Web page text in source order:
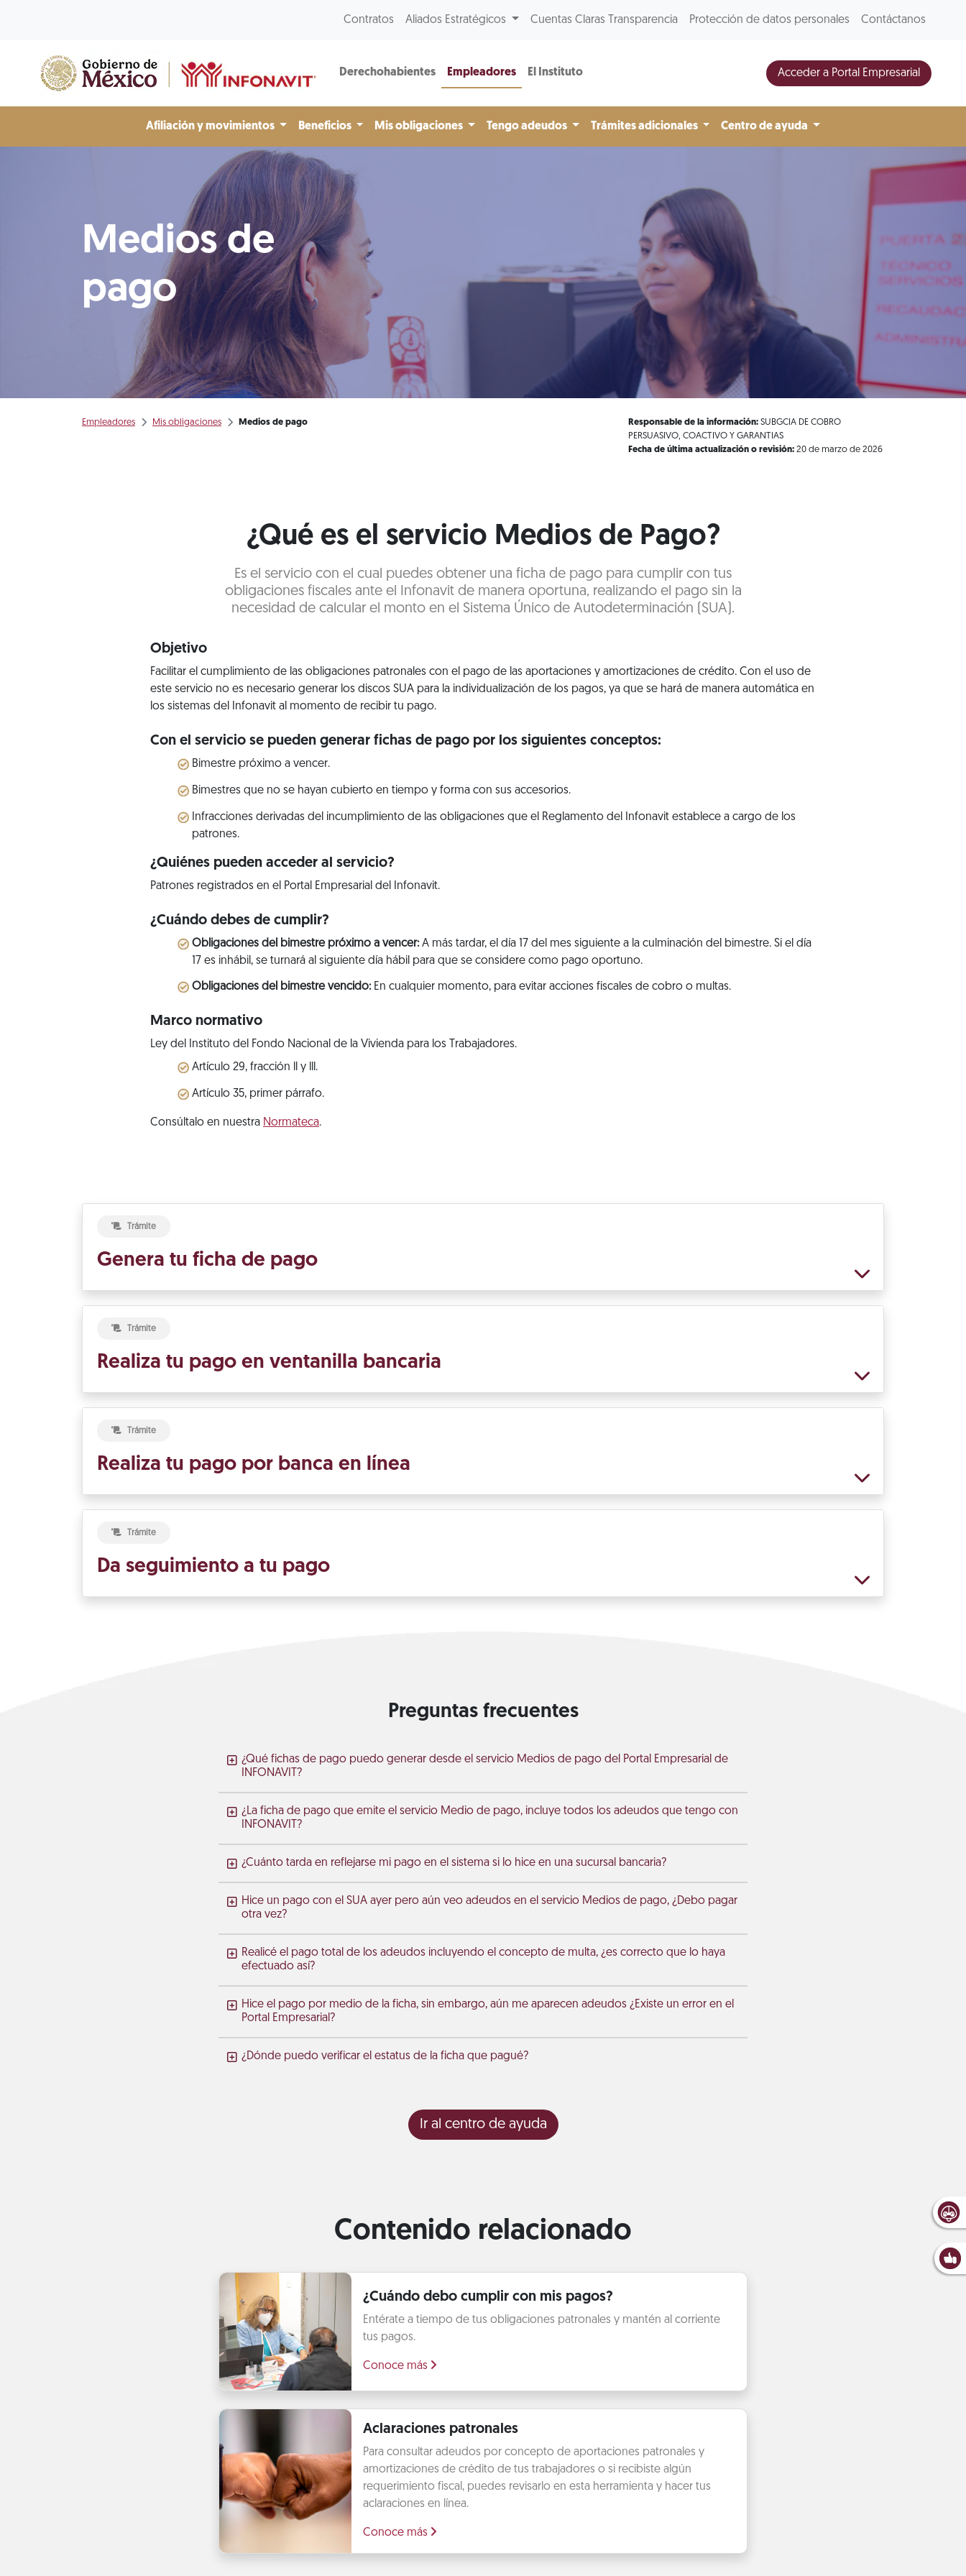
Contratos Aliados Estratégicos Cuentas Claras Transparencia Protección de datos personales Contáctanos
Derechohabientes Empleadores El Instituto Acceder a Portal Empresarial
Afiliación y movimientos Beneficios Mis obligaciones Tengo adeudos Trámites adicionales Centro de ayuda
Medios de
pago
Empleadores Mis obligaciones Medios de pago Responsable de la información: SUBGCIA DE COBRO
PERSUASIVO, COACTIVO Y GARANTIAS
Fecha de última actualización o revisión: 20 de marzo de 2026
¿Qué es el servicio Medios de Pago?
Es el servicio con el cual puedes obtener una ficha de pago para cumplir con tus
obligaciones fiscales ante el Infonavit de manera oportuna, realizando el pago sin la
necesidad de calcular el monto en el Sistema Único de Autodeterminación (SUA).
Objetivo
Facilitar el cumplimiento de las obligaciones patronales con el pago de las aportaciones y amortizaciones de crédito. Con el uso de
este servicio no es necesario generar los discos SUA para la individualización de los pagos, ya que se hará de manera automática en
los sistemas del Infonavit al momento de recibir tu pago.
Con el servicio se pueden generar fichas de pago por los siguientes conceptos:
Bimestre próximo a vencer.
Bimestres que no se hayan cubierto en tiempo y forma con sus accesorios.
Infracciones derivadas del incumplimiento de las obligaciones que el Reglamento del Infonavit establece a cargo de los
patrones.
¿Quiénes pueden acceder al servicio?
Patrones registrados en el Portal Empresarial del Infonavit.
¿Cuándo debes de cumplir?
Obligaciones del bimestre próximo a vencer:A más tardar, el día 17 del mes siguiente a la culminación del bimestre. Si el día
17 es inhábil, se turnará al siguiente día hábil para que se considere como pago oportuno.
Obligaciones del bimestre vencido:En cualquier momento, para evitar acciones fiscales de cobro o multas.
Marco normativo
Ley del Instituto del Fondo Nacional de la Vivienda para los Trabajadores.
Artículo 29, fracción ll y lll.
Artículo 35, primer párrafo.
Consúltalo en nuestra Normateca.
Trámite
Genera tu ficha de pago
Trámite
Realiza tu pago en ventanilla bancaria
Trámite
Realiza tu pago por banca en línea
Trámite
Da seguimiento a tu pago
Preguntas frecuentes
¿Qué fichas de pago puedo generar desde el servicio Medios de pago del Portal Empresarial de
INFONAVIT?
¿La ficha de pago que emite el servicio Medio de pago, incluye todos los adeudos que tengo con
INFONAVIT?
¿Cuánto tarda en reflejarse mi pago en el sistema si lo hice en una sucursal bancaria?
Hice un pago con el SUA ayer pero aún veo adeudos en el servicio Medios de pago, ¿Debo pagar
otra vez?
Realicé el pago total de los adeudos incluyendo el concepto de multa, ¿es correcto que lo haya
efectuado así?
Hice el pago por medio de la ficha, sin embargo, aún me aparecen adeudos ¿Existe un error en el
Portal Empresarial?
¿Dónde puedo verificar el estatus de la ficha que pagué?
Ir al centro de ayuda
Contenido relacionado
¿Cuándo debo cumplir con mis pagos?
Entérate a tiempo de tus obligaciones patronales y mantén al corriente
tus pagos.
Conoce más
Aclaraciones patronales
Para consultar adeudos por concepto de aportaciones patronales y
amortizaciones de crédito de tus trabajadores o si recibiste algún
requerimiento fiscal, puedes revisarlo en esta herramienta y hacer tus
aclaraciones en línea.
Conoce más